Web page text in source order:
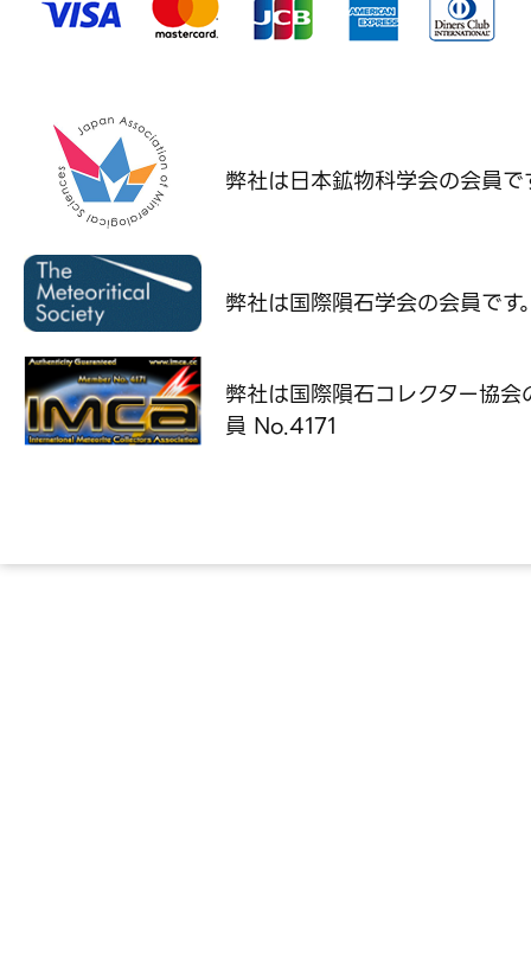
弊社は日本鉱物科学会の会員で
弊社は国際隕石学会の会員です
弊社は国際隕石コレクター協会
員 No.4171